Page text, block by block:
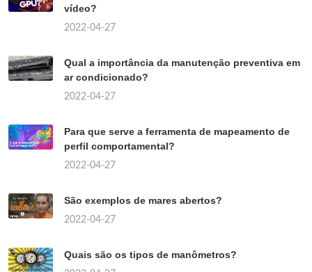
vídeo?
2022-04-27
Qual a importância da manutenção preventiva em
ar condicionado?
2022-04-27
Para que serve a ferramenta de mapeamento de
perfil comportamental?
2022-04-27
São exemplos de mares abertos?
2022-04-27
Quais são os tipos de manômetros?